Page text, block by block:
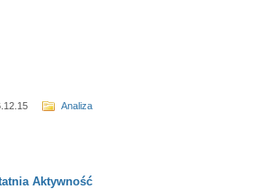
Analiza
Aktywność